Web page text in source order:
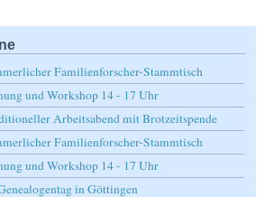
Familienforscher-Stammtisch
und Workshop 14 - 17 Uhr
Arbeitsabend mit Brotzeitspende
Familienforscher-Stammtisch
und Workshop 14 - 17 Uhr
in Göttingen